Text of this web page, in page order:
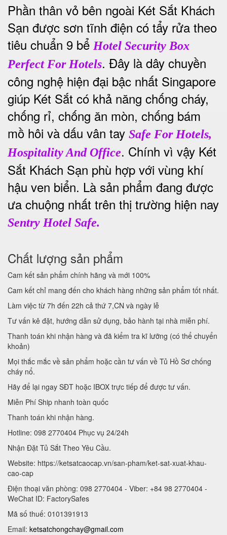
Phần thân vỏ bên ngoài Két Sắt Khách
Sạn được sơn tĩnh điện có tẩy rửa theo
tiêu chuẩn 9 bể Hotel Security Box
Perfect For Hotels. Đây là dây chuyền
công nghệ hiện đại bậc nhất Singapore
giúp Két Sắt có khả năng chống cháy,
chống rỉ, chống ăn mòn, chống bám
mồ hôi và dấu vân tay Safe For Hotels,
Hospitality And Office. Chính vì vậy Két
Sắt Khách Sạn phù hợp với vùng khí
hậu ven biển. Là sản phẩm đang được
ưa chuộng nhất trên thị trường hiện nay
Sentry Hotel Safe.
Chất lượng sản phẩm
Cam kết sản phẩm chính hãng và mới 100%
Cam kết chỉ mang đến cho khách hàng những sản phẩm tốt nhất.
Làm việc từ 7h đến 22h cả thứ 7,CN và ngày lễ
Tư vấn kê đặt, hướng dẫn sử dụng, bảo hành tại nhà miễn phí.
Thanh toán khi nhận hàng và đã kiểm tra kĩ lưỡng (có thể chuyển
khoản)
Mọi thắc mắc về sản phẩm hoặc cần tư vấn về Tủ Hồ Sơ chống
cháy nổ.
Hãy để lại ngay SĐT hoặc IBOX trực tiếp để được tư vấn.
Miễn Phí Ship nhanh toàn quốc
Thanh toán khi nhận hàng.
Hotline: 098 2770404 Phục vụ 24/24h
Nhận Đặt Tủ Sắt Theo Yêu Cầu.
Website: https://ketsatcaocap.vn/san-pham/ket-sat-xuat-khau-
cao-cap
Điện thoại văn phòng: 098 2770404 - Viber: +84 98 2770404 -
WeChat ID: FactorySafes
Mã số thuế: 0101391913
Email: ketsatchongchay@gmail.com